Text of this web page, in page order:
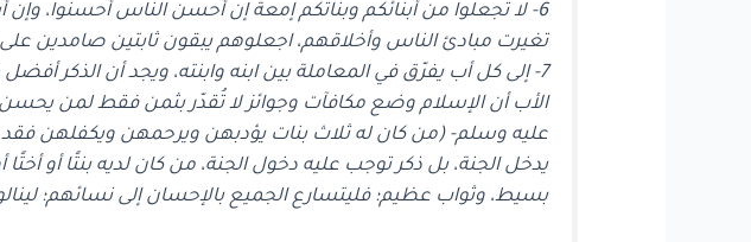
6- لا تجعلوا من أبنائكم وبناتكم إمعة إن أحسن الناس أحسنوا،
تغيرت مبادئ الناس وأخلاقهم، اجعلوهم يبقون ثابتين صامدين على
7- إلى كل أب يفرّق في المعاملة بين ابنه وابنته، ويجد أن الذكر
الأب أن الإسلام وضع مكافآت وجوائز لا تُقدّر بثمن فقط لمن يحسن
عليه وسلم- (من كان له ثلاث بنات يؤدبهن ويرحمهن ويكفلهن فقد
يدخل الجنة، بل ذكر توجب عليه دخول الجنة، من كان لديه بنتًا أو
بسيط، وثواب عظيم؛ فليتسارع الجميع بالإحسان إلى نسائهم؛